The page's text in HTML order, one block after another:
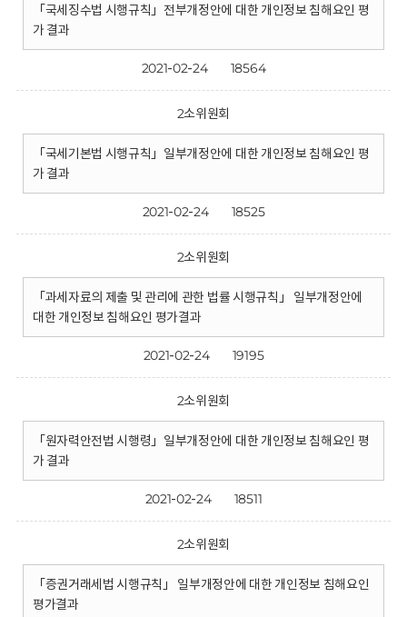
「국세징수법 시행규칙」전부개정안에 대한 개인정보 침해요인 평
가 결과
2021-02-24 18564
2소위원회
「국세기본법 시행규칙」일부개정안에 대한 개인정보 침해요인 평
가 결과
2021-02-24 18525
2소위원회
「과세자료의 제출 및 관리에 관한 법률 시행규칙」 일부개정안에
대한 개인정보 침해요인 평가결과
2021-02-24 19195
2소위원회
「원자력안전법 시행령」일부개정안에 대한 개인정보 침해요인 평
가 결과
2021-02-24 18511
2소위원회
「증권거래세법 시행규칙」 일부개정안에 대한 개인정보 침해요인
평가결과